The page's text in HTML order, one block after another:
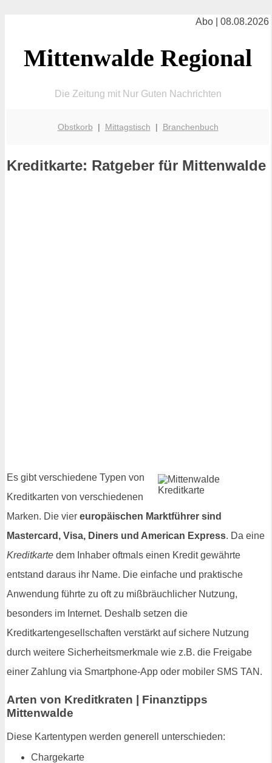
Abo | 08.08.2026
Mittenwalde Regional
Die Zeitung mit Nur Guten Nachrichten
Obstkorb | Mittagstisch | Branchenbuch
Kreditkarte: Ratgeber für Mittenwalde
Es gibt verschiedene Typen von
Kreditkarten von verschiedenen
Marken. Die vier europäischen Marktführer sind
Mastercard, Visa, Diners und American Express. Da eine
Kreditkarte dem Inhaber oftmals einen Kredit gewährte
entstand daraus ihr Name. Die einfache und praktische
Anwendung führte zu oft zu mißbräuchlicher Nutzung,
besonders im Internet. Deshalb setzen die
Kreditkartengesellschaften verstärkt auf sichere Nutzung
durch weitere Sicherheitsmerkmale wie z.B. die Freigabe
einer Zahlung via Smartphone-App oder mobiler SMS TAN.
Arten von Kreditkraten | Finanztipps
Mittenwalde
Diese Kartentypen werden generell unterschieden:
Chargekarte